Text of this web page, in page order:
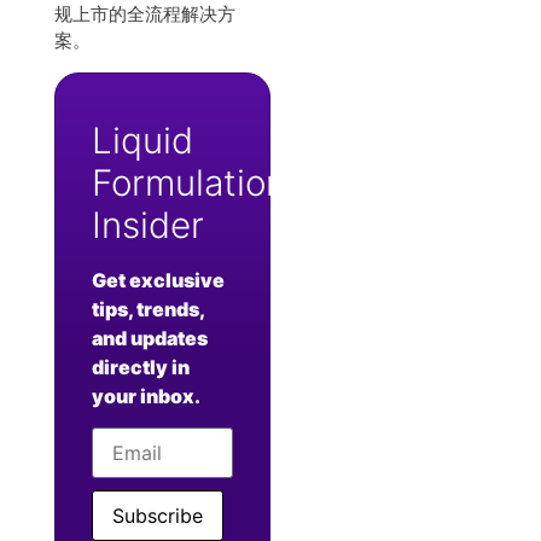
规上市的全流程解决方
案。
Liquid
Formulation
Insider
Get exclusive
tips, trends,
and updates
directly in
your inbox.
Subscribe